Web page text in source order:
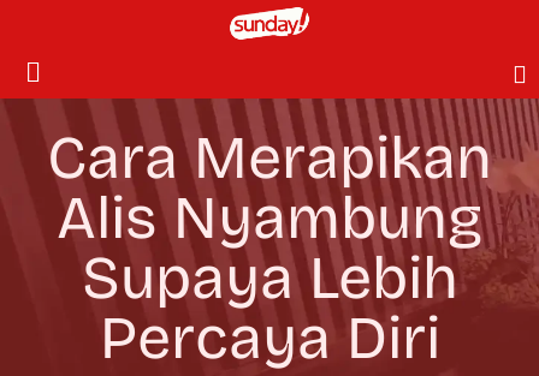
Cara Merapikan
Alis Nyambung
Supaya Lebih
Percaya Diri